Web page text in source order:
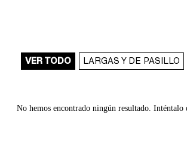
VER TODO LARGAS Y DE PASILLO
No hemos encontrado ningún resultado. Inténtalo